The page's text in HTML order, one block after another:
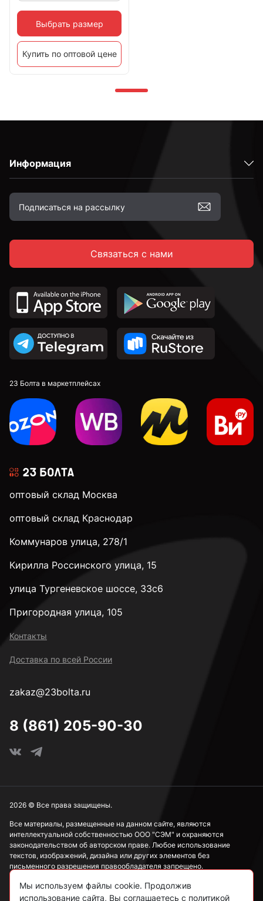
Выбрать размер
Купить по оптовой цене
Информация
Связаться с нами
23 Болта в маркетплейсах
оптовый склад Москва
оптовый склад Краснодар
Коммунаров улица, 278/1
Кирилла Россинского улица, 15
улица Тургеневское шоссе, 33с6
Пригородная улица, 105
Контакты
Доставка по всей России
zakaz@23bolta.ru
8 (861) 205-90-30
Все материалы, размещенные на данном сайте, являются
интеллектуальной собственностью ООО "СЭМ" и охраняются
законодательством об авторском праве. Любое использование
текстов, изображений, дизайна или других элементов без
письменного разрешения правообладателя запрещено.
Информация, представленная на сайте, носит исключительно
ознакомительный характер и не может рассматриваться как
2026 © Все права защищены.
Мы используем файлы cookie. Продолжив
использование сайта, Вы соглашаетесь с политикой